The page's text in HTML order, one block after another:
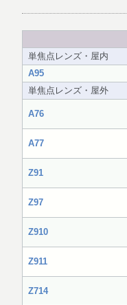
単焦点レンズ・屋内
A95
単焦点レンズ・屋外
A76
A77
Z91
Z97
Z910
Z911
Z714